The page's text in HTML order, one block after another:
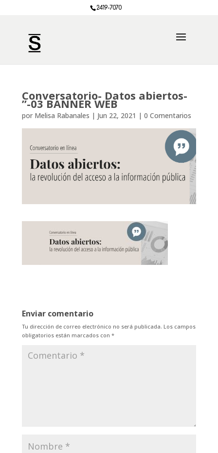
2419-7070
Conversatorio- Datos abiertos-
”-03 BANNER WEB
por Melisa Rabanales | Jun 22, 2021 | 0 Comentarios
Enviar comentario
Tu dirección de correo electrónico no será publicada. Los campos
obligatorios están marcados con *